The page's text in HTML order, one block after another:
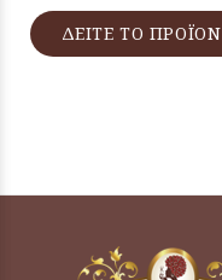
ΔΕΙΤΕ ΤΟ ΠΡΟΪΟΝ